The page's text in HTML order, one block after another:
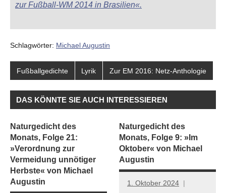
zur Fußball-WM 2014 in Brasilien«.
Schlagwörter: Michael Augustin
Fußballgedichte Lyrik Zur EM 2016: Netz-Anthologie
DAS KÖNNTE SIE AUCH INTERESSIEREN
Naturgedicht des
Monats, Folge 21:
»Verordnung zur
Vermeidung unnötiger
Herbste« von Michael
Augustin
Naturgedicht des
Monats, Folge 9: »Im
Oktober« von Michael
Augustin
1. Oktober 2024